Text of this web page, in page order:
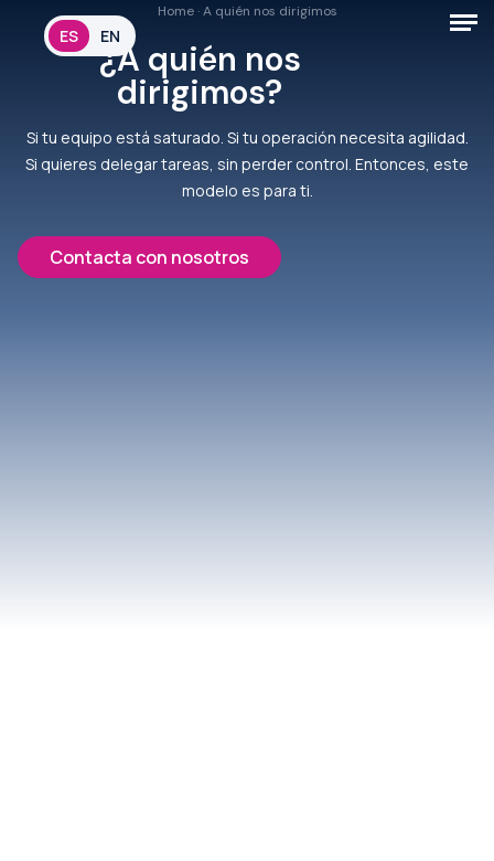
ES EN
Home·A quién nos dirigimos
¿A quién nos
dirigimos?
Si tu equipo está saturado. Si tu operación necesita agilidad.
Si quieres delegar tareas, sin perder control. Entonces, este
modelo es para ti.
Contacta con nosotros